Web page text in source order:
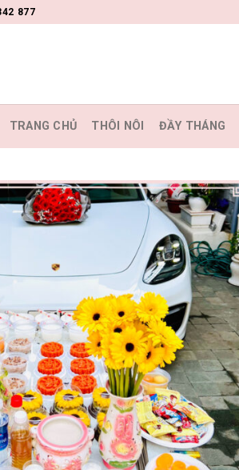
877
TRANG CHỦ THÔI NÔI ĐẦY THÁNG